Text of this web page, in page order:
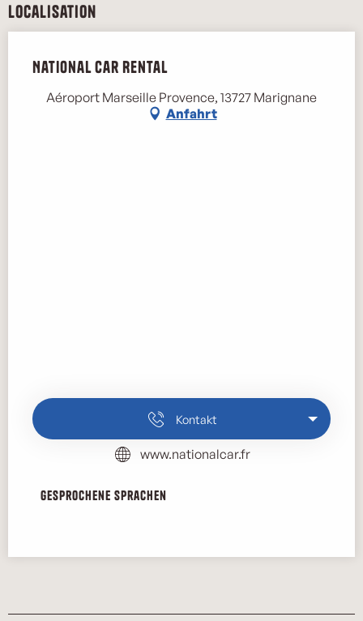
Localisation
National Car Rental
Aéroport Marseille Provence, 13727 Marignane
Anfahrt
Kontakt
www.nationalcar.fr
Gesprochene Sprachen
Gesprochene Sprachen